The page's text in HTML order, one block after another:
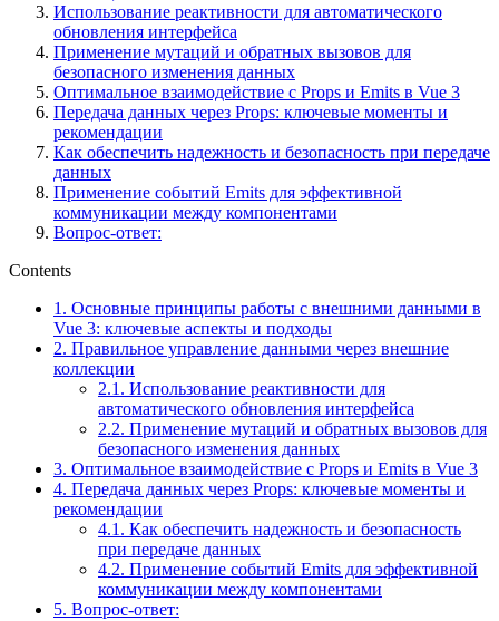
Использование реактивности для автоматического
обновления интерфейса
Применение мутаций и обратных вызовов для
безопасного изменения данных
Оптимальное взаимодействие с Props и Emits в Vue 3
Передача данных через Props: ключевые моменты и
рекомендации
Как обеспечить надежность и безопасность при передаче
данных
Применение событий Emits для эффективной
коммуникации между компонентами
Вопрос-ответ:
Contents
1. Основные принципы работы с внешними данными в
Vue 3: ключевые аспекты и подходы
2. Правильное управление данными через внешние
коллекции
2.1. Использование реактивности для
автоматического обновления интерфейса
2.2. Применение мутаций и обратных вызовов для
безопасного изменения данных
3. Оптимальное взаимодействие с Props и Emits в Vue 3
4. Передача данных через Props: ключевые моменты и
рекомендации
4.1. Как обеспечить надежность и безопасность
при передаче данных
4.2. Применение событий Emits для эффективной
коммуникации между компонентами
5. Вопрос-ответ: